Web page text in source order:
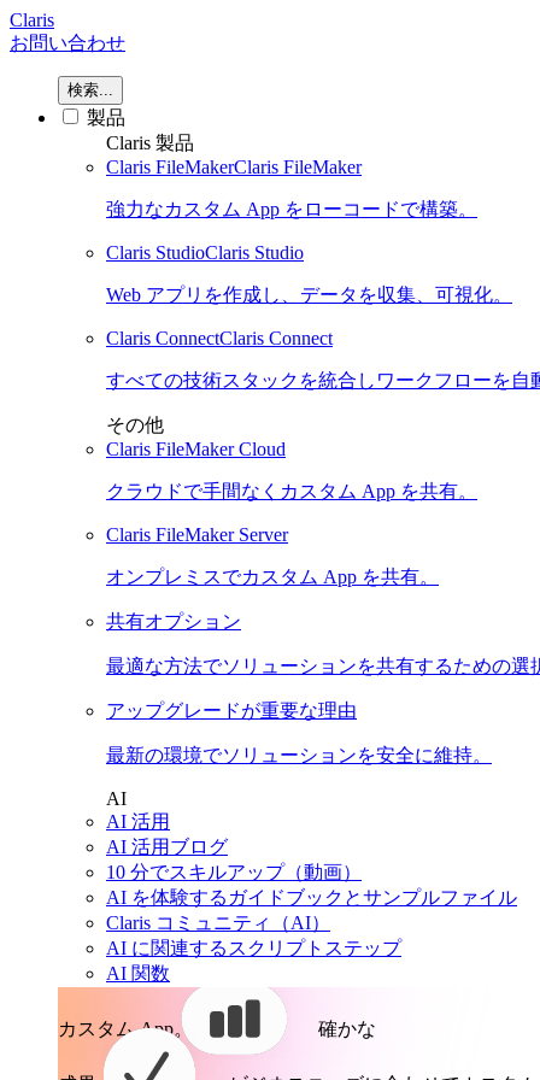
Claris
お問い合わせ
検索...
製品
Claris 製品
Claris FileMakerClaris FileMaker
強力なカスタム App をローコードで構築。
Claris StudioClaris Studio
Web アプリを作成し、データを収集、可視化。
Claris ConnectClaris Connect
すべての技術スタックを統合しワークフローを自
その他
Claris FileMaker Cloud
クラウドで手間なくカスタム App を共有。
Claris FileMaker Server
オンプレミスでカスタム App を共有。
共有オプション
最適な方法でソリューションを共有するための選
アップグレードが重要な理由
最新の環境でソリューションを安全に維持。
AI
AI 活用
AI 活用ブログ
10 分でスキルアップ（動画）
AI を体験するガイドブックとサンプルファイル
Claris コミュニティ（AI）
AI に関連するスクリプトステップ
AI 関数
カスタム App。 確かな